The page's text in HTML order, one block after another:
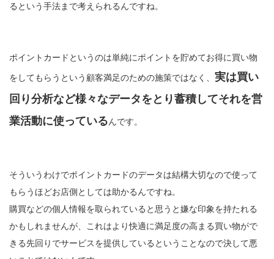
るという手法まで考えられるんですね。
ポイントカードというのは単純にポイントを貯めてお得に買い物
をしてもらうという顧客満足のための施策ではなく、 実は買い
回り分析など様々なデータをとり蓄積してそれを営
業活動に使っているんです。
そういうわけでポイントカードのデータは結構大切なので使って
もらうほどお店側としては助かるんですね。
購買などの個人情報を取られていると思うと嫌な印象を持たれる
かもしれませんが、これはより快適に満足度の高まる買い物がで
きる先回りでサービスを提供しているということなので決して悪